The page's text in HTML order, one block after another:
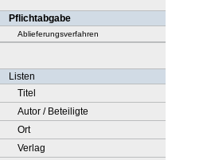
Pflichtabgabe
Ablieferungsverfahren
Listen
Titel
Autor / Beteiligte
Ort
Verlag